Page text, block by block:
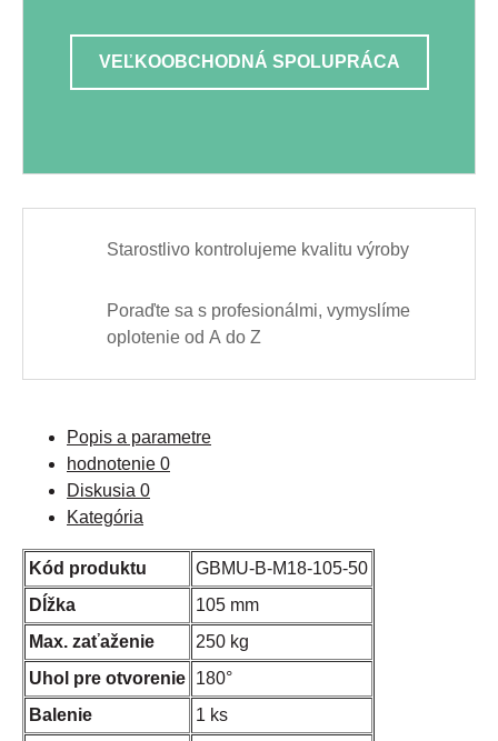
VEĽKOOBCHODNÁ SPOLUPRÁCA
Starostlivo kontrolujeme kvalitu výroby
Poraďte sa s profesionálmi, vymyslíme
oplotenie od A do Z
Popis a parametre
hodnotenie 0
Diskusia 0
Kategória
Kód produktu
GBMU-B-M18-105-50
Dĺžka
105 mm
Max. zaťaženie
250 kg
Uhol pre otvorenie 180°
Balenie
1 ks